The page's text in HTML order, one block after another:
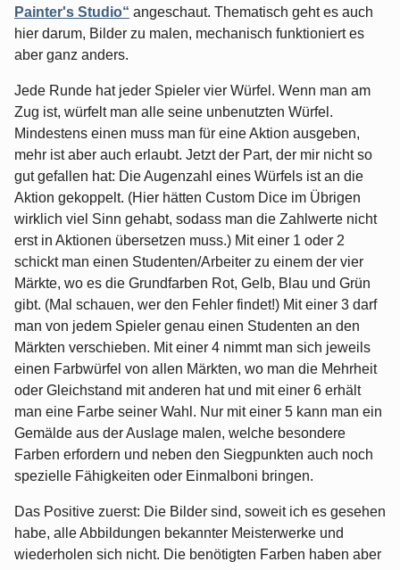
Painter's Studio“ angeschaut. Thematisch geht es auch
hier darum, Bilder zu malen, mechanisch funktioniert es
aber ganz anders.
Jede Runde hat jeder Spieler vier Würfel. Wenn man am
Zug ist, würfelt man alle seine unbenutzten Würfel.
Mindestens einen muss man für eine Aktion ausgeben,
mehr ist aber auch erlaubt. Jetzt der Part, der mir nicht so
gut gefallen hat: Die Augenzahl eines Würfels ist an die
Aktion gekoppelt. (Hier hätten Custom Dice im Übrigen
wirklich viel Sinn gehabt, sodass man die Zahlwerte nicht
erst in Aktionen übersetzen muss.) Mit einer 1 oder 2
schickt man einen Studenten/Arbeiter zu einem der vier
Märkte, wo es die Grundfarben Rot, Gelb, Blau und Grün
gibt. (Mal schauen, wer den Fehler findet!) Mit einer 3 darf
man von jedem Spieler genau einen Studenten an den
Märkten verschieben. Mit einer 4 nimmt man sich jeweils
einen Farbwürfel von allen Märkten, wo man die Mehrheit
oder Gleichstand mit anderen hat und mit einer 6 erhält
man eine Farbe seiner Wahl. Nur mit einer 5 kann man ein
Gemälde aus der Auslage malen, welche besondere
Farben erfordern und neben den Siegpunkten auch noch
spezielle Fähigkeiten oder Einmalboni bringen.
Das Positive zuerst: Die Bilder sind, soweit ich es gesehen
habe, alle Abbildungen bekannter Meisterwerke und
wiederholen sich nicht. Die benötigten Farben haben aber